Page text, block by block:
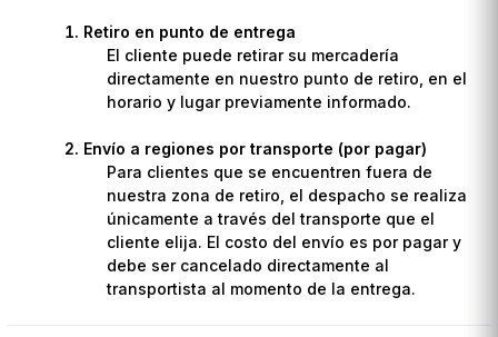
Retiro en punto de entrega
El cliente puede retirar su mercadería
directamente en nuestro punto de retiro, en el
horario y lugar previamente informado.
Envío a regiones por transporte (por pagar)
Para clientes que se encuentren fuera de
nuestra zona de retiro, el despacho se realiza
únicamente a través del transporte que el
cliente elija. El costo del envío es por pagar y
debe ser cancelado directamente al
transportista al momento de la entrega.